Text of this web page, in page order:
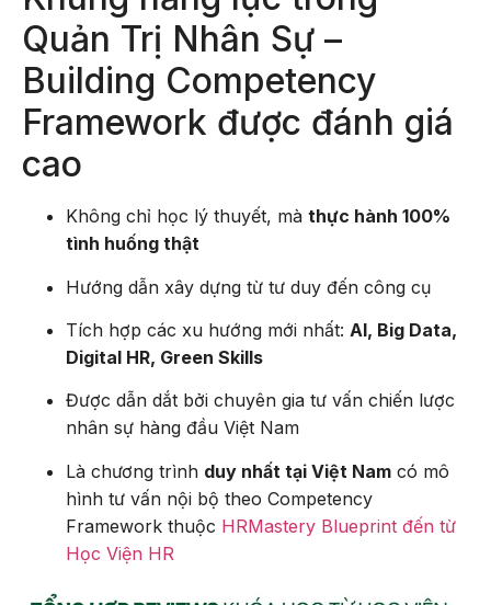
Quản Trị Nhân Sự –
Building Competency
Framework được đánh giá
cao
Không chỉ học lý thuyết, mà thực hành 100%
tình huống thật
Hướng dẫn xây dựng từ tư duy đến công cụ
Tích hợp các xu hướng mới nhất: AI, Big Data,
Digital HR, Green Skills
Được dẫn dắt bởi chuyên gia tư vấn chiến lược
nhân sự hàng đầu Việt Nam
Là chương trình duy nhất tại Việt Nam có mô
hình tư vấn nội bộ theo Competency
Framework thuộc HRMastery Blueprint đến từ
Học Viện HR